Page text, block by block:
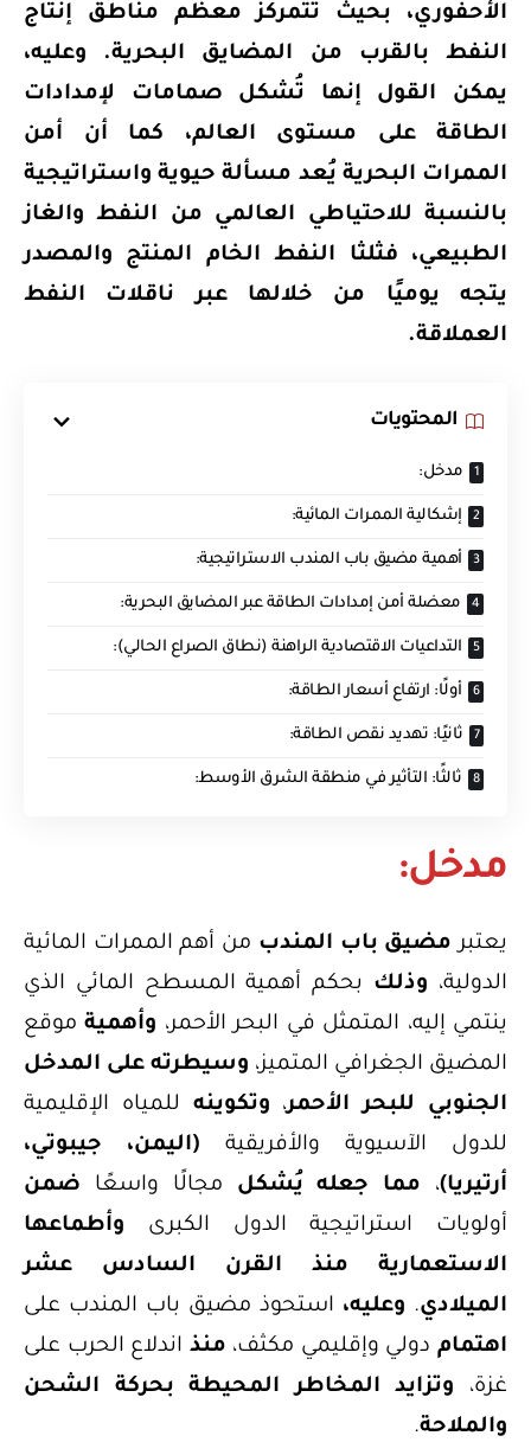
الأحفوري، بحيث تتمركز معظم مناطق إنتاج
النفط بالقرب من المضايق البحرية. وعليه،
يمكن القول إنها تُشكل صمامات لإمدادات
الطاقة على مستوى العالم، كما أن أمن
الممرات البحرية يُعد مسألة حيوية واستراتيجية
بالنسبة للاحتياطي العالمي من النفط والغاز
الطبيعي، فثلثا النفط الخام المنتج والمصدر
يتجه يوميًا من خلالها عبر ناقلات النفط
العملاقة.
المحتويات
مدخل:
إشكالية الممرات المائية:
أهمية مضيق باب المندب الاستراتيجية:
معضلة أمن إمدادات الطاقة عبر المضايق البحرية:
التداعيات الاقتصادية الراهنة (نطاق الصراع الحالي):
أولًا: ارتفاع أسعار الطاقة:
ثانيًا: تهديد نقص الطاقة:
ثالثًا: التأثير في منطقة الشرق الأوسط:
مدخل:
يعتبرمضيق باب المندبمن أهم الممرات المائية
الدولية،وذلكبحكم أهمية المسطح المائي الذي
ينتمي إليه، المتمثل في البحر الأحمر،وأهميةموقع
المضيق الجغرافي المتميز،وسيطرته على المدخل
الجنوبي للبحر الأحمر، وتكوينهللمياه الإقليمية
للدول الآسيوية والأفريقية
(اليمن، جيبوتي،
أرتيريا)، مما جعله يُشكلمجالًا واسعًا
ضمن
أولويات استراتيجية الدول الكبرى
وأطماعها
الاستعمارية منذ القرن السادس عشر
الميلادي.وعليه،استحوذ مضيق باب المندب على
اهتمامدولي وإقليمي مكثف،منذاندلاع الحرب على
غزة،
وتزايد المخاطر المحيطة بحركة الشحن
والملاحة.